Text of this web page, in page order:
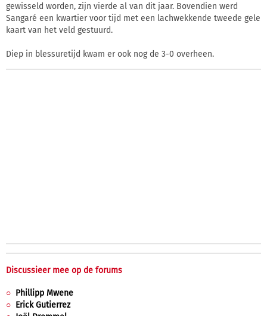
gewisseld worden, zijn vierde al van dit jaar. Bovendien werd
Sangaré een kwartier voor tijd met een lachwekkende tweede gele
kaart van het veld gestuurd.
Diep in blessuretijd kwam er ook nog de 3-0 overheen.
Discussieer mee op de forums
Phillipp Mwene
Erick Gutierrez